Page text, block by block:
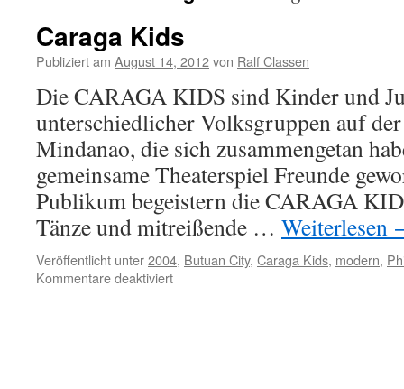
Caraga Kids
Publiziert am August 14, 2012von Ralf Classen
Die CARAGA KIDS sind Kinder und
unterschiedlicher Volksgruppen auf
Mindanao, die sich zusammengetan
gemeinsame Theaterspiel Freunde
Publikum begeistern die CARAGA
Tänze und mitreißende … Weiterlesen
Veröffentlicht unter2004, Butuan City, Caraga Kids, modern,
Kommentare deaktiviertfür